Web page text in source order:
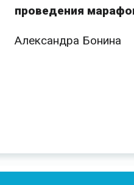
проведения
Александра Бонина